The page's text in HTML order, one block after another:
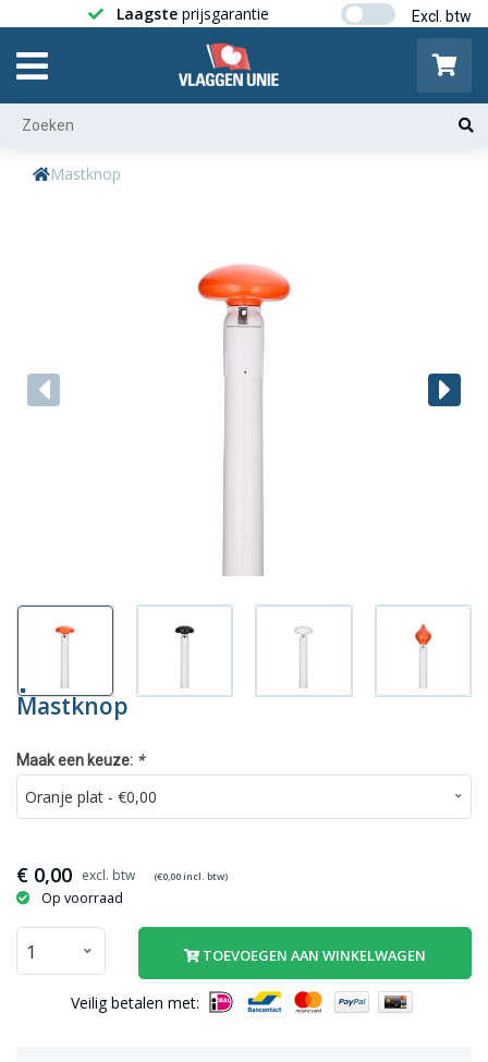
Laagste prijsgarantie Gratis
Mastknop
Mastknop
Maak een keuze: *
€ 0,00 (€0,00incl. btw)
Op voorraad
TOEVOEGEN AAN WINKELWAGEN
Veilig betalen met: